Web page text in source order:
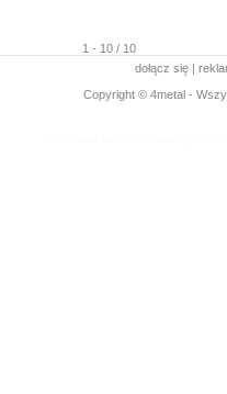
1 - 10 / 10
dołącz się |
Copyright © 4metal -